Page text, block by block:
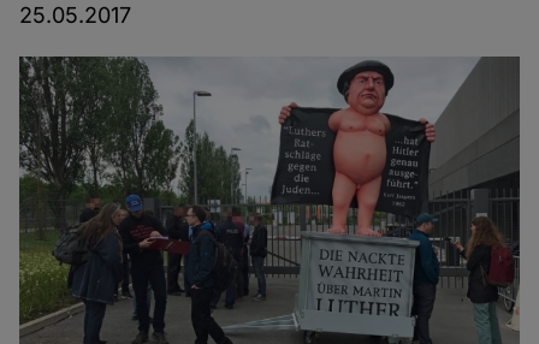
25.05.2017